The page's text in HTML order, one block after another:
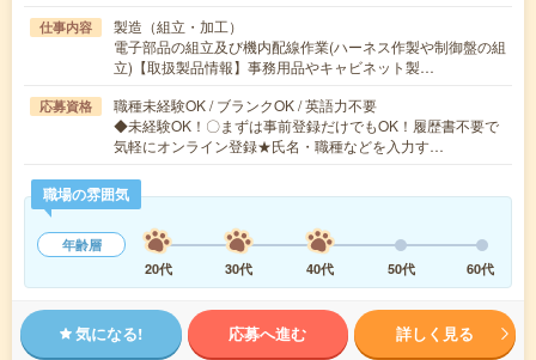
仕事内容
製造（組立・加工）
電子部品の組立及び機内配線作業(ハーネス作製や制御盤の組
立)【取扱製品情報】事務用品やキャビネット製…
応募資格
職種未経験OK / ブランクOK / 英語力不要
◆未経験OK！〇まずは事前登録だけでもOK！履歴書不要で
気軽にオンライン登録★氏名・職種などを入力す…
職場の雰囲気
年齢層
20代
30代 40代 50代 60代
気になる! 応募へ進む 詳しく見る